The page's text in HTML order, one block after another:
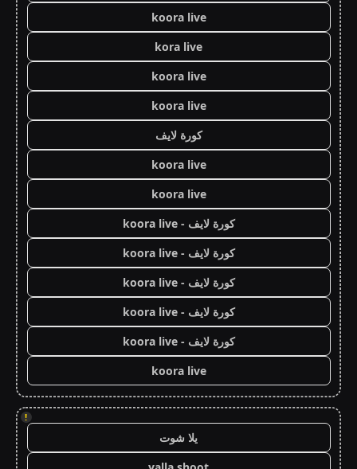
koora live
kora live
koora live
koora live
كورة لايف
koora live
koora live
كورة لايف - koora live
كورة لايف - koora live
كورة لايف - koora live
كورة لايف - koora live
كورة لايف - koora live
koora live
!
يلا شوت